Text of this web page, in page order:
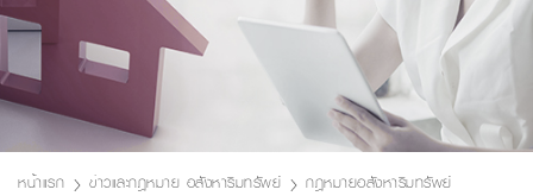
หน้าแรก ข่าวและกฎหมาย อสังหาริมทรัพย์
กฎหมายอสังหาริมทรัพย์